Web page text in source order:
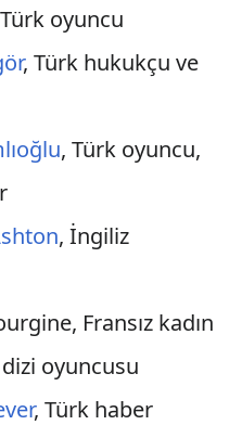
oyuncu
, Türk hukukçu ve
, Türk oyuncu,
, İngiliz
Fransız kadın
oyuncusu
, Türk haber